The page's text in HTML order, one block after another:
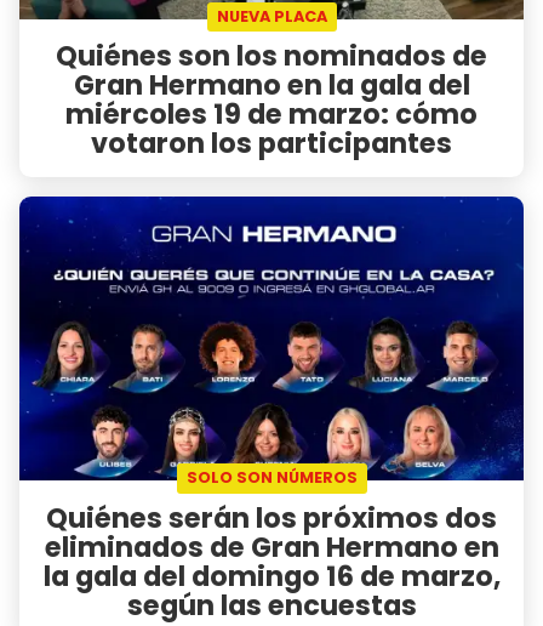
NUEVA PLACA
Quiénes son los nominados de
Gran Hermano en la gala del
miércoles 19 de marzo: cómo
votaron los participantes
SOLO SON NÚMEROS
Quiénes serán los próximos dos
eliminados de Gran Hermano en
la gala del domingo 16 de marzo,
según las encuestas